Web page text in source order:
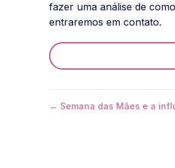
fazer uma análise de
entraremos em contato.
← Semana das Mães e a